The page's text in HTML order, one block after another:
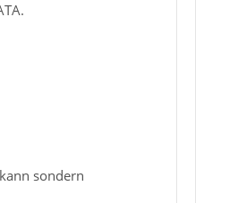
sondern